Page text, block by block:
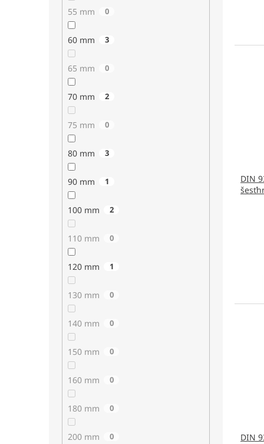
55 mm 0
60 mm 3
65 mm 0
70 mm 2
75 mm 0
80 mm 3
90 mm 1
100 mm 2
110 mm 0
120 mm 1
130 mm 0
140 mm 0
150 mm 0
160 mm 0
180 mm 0
200 mm 0
DIN
DIN